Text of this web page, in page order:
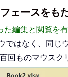
ェースをも
編集と閲覧を有
はなく、同じ
回ものマウスク